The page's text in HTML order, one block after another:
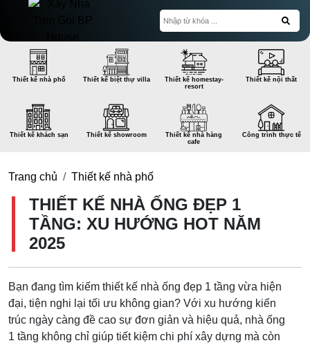
Thiết kế nhà phố Thiết kế biệt thự villa
Thiết kế homestay-
resort
Thiết kế nội thất
Thiết kế khách sạn Thiết kế showroom
Thiết kế nhà hàng
cafe
Công trình thực tế
Trang chủ Thiết kế nhà phố
THIẾT KẾ NHÀ ỐNG ĐẸP 1
TẦNG: XU HƯỚNG HOT NĂM
2025
Bạn đang tìm kiếm thiết kế nhà ống đẹp 1 tầng vừa hiện
đại, tiện nghi lại tối ưu không gian? Với xu hướng kiến
trúc ngày càng đề cao sự đơn giản và hiệu quả, nhà ống
1 tầng không chỉ giúp tiết kiệm chi phí xây dựng mà còn